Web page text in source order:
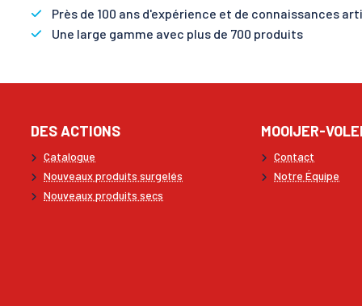
Près de 100 ans d'expérience et de connaissances
Une large gamme avec plus de 700 produits
DES ACTIONS
Catalogue
Nouveaux produits surgelés
Nouveaux produits secs
MOOIJER-
Contact
Notre Équipe